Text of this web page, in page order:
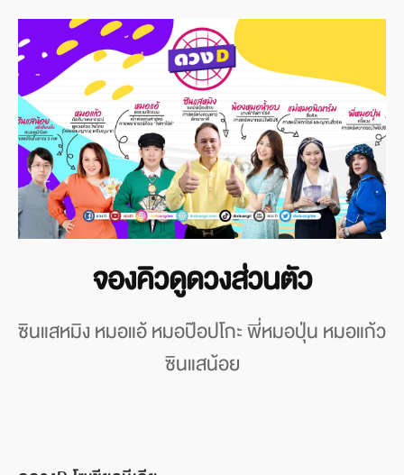
จองคิวดูดวงส่วนตัว
ซินแสหมิง หมอแอ้ หมอป๊อปโกะ พี่หมอปุ่น หมอแก้ว
ซินแสน้อย